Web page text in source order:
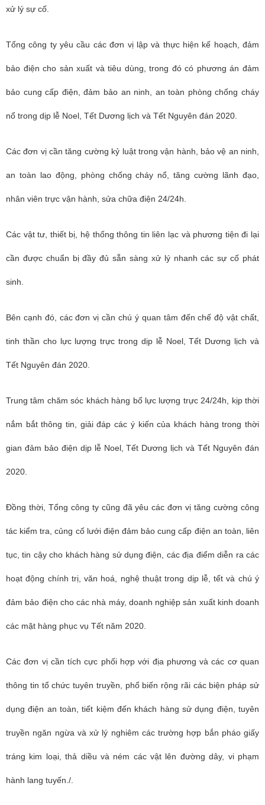
xử lý sự cố.
Tổng công ty yêu cầu các đơn vị lập và thực hiện kế hoạch, đảm
bảo điện cho sản xuất và tiêu dùng, trong đó có phương án đảm
bảo cung cấp điện, đảm bảo an ninh, an toàn phòng chống cháy
nổ trong dịp lễ Noel, Tết Dương lịch và Tết Nguyên đán 2020.
Các đơn vị cần tăng cường kỷ luật trong vận hành, bảo vệ an ninh,
an toàn lao động, phòng chống cháy nổ, tăng cường lãnh đạo,
nhân viên trực vận hành, sửa chữa điện 24/24h.
Các vật tư, thiết bị, hệ thống thông tin liên lạc và phương tiện đi lại
cần được chuẩn bị đầy đủ sẵn sàng xử lý nhanh các sự cố phát
sinh.
Bên cạnh đó, các đơn vị cần chú ý quan tâm đến chế độ vật chất,
tinh thần cho lực lượng trực trong dịp lễ Noel, Tết Dương lịch và
Tết Nguyên đán 2020.
Trung tâm chăm sóc khách hàng bố lực lượng trực 24/24h, kịp thời
nắm bắt thông tin, giải đáp các ý kiến của khách hàng trong thời
gian đảm bảo điện dịp lễ Noel, Tết Dương lịch và Tết Nguyên đán
2020.
Đồng thời, Tổng công ty cũng đã yêu các đơn vị tăng cường công
tác kiểm tra, củng cố lưới điện đảm bảo cung cấp điện an toàn, liên
tục, tin cậy cho khách hàng sử dụng điện, các địa điểm diễn ra các
hoạt động chính trị, văn hoá, nghệ thuật trong dịp lễ, tết và chú ý
đảm bảo điện cho các nhà máy, doanh nghiệp sản xuất kinh doanh
các mặt hàng phục vụ Tết năm 2020.
Các đơn vị cần tích cực phối hợp với địa phương và các cơ quan
thông tin tổ chức tuyên truyền, phổ biến rộng rãi các biện pháp sử
dụng điện an toàn, tiết kiệm đến khách hàng sử dụng điện, tuyên
truyền ngăn ngừa và xử lý nghiêm các trường hợp bắn pháo giấy
tráng kim loại, thả diều và ném các vật lên đường dây, vi phạm
hành lang tuyến./.